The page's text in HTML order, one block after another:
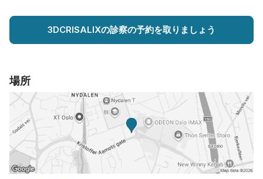
3DCRISALIXの診察の予約を取りましょう
場所